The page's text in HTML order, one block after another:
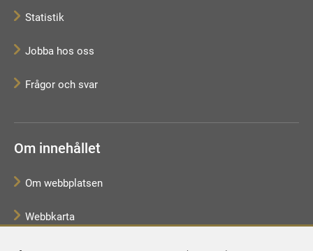
Statistik
Jobba hos oss
Frågor och svar
Om innehållet
Om webbplatsen
Webbkarta